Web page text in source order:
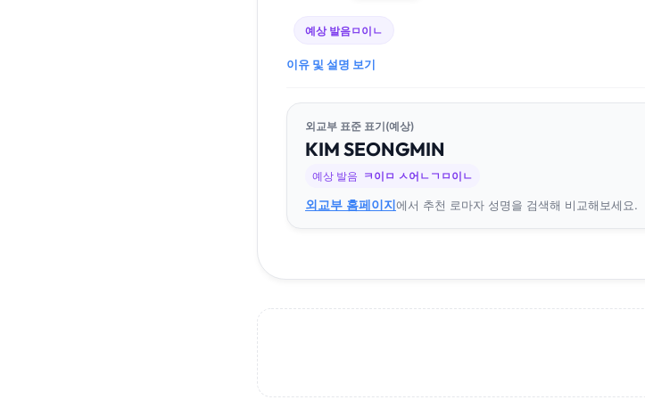
예상 발음ㅁ이ㄴ
이유 및 설명 보기
외교부 표준 표기(예상)
KIMSEONGMIN
예상 발음 ㅋ이ㅁ ㅅ어ㄴㄱㅁ이ㄴ
외교부 홈페이지에서 추천 로마자 성명을 검색해 비교해보세요.